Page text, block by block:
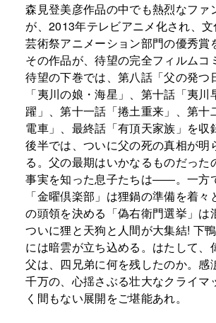
森見登美彦作品の中でも熱烈なファ
が、2013年テレビアニメ化され、
芸術祭アニメーション部門の優秀賞
その作品が、待望の完全フィルムコ
待望の下巻では、第八話「父の発つ
「夷川の娘・海星」、第十話「夷川
躍」、第十一話「捲土重来」、第十
電車」、最終話「有頂天家族」を収
後半では、ついに父の死の真相が明
る。父の最期はいかなるものだった
事実を知った息子たちは――。一方
「金曜倶楽部」は狸鍋の準備を着々
の頭領を決める「偽右衛門選挙」は
ついに狸と天狗と人間が大集結! 下
には暗雲が立ち込める。はたして、
父は、四兄弟に何を残したのか。感
千万の、心揺さぶる壮大なクライマ
く間もない展開をご堪能あれ。